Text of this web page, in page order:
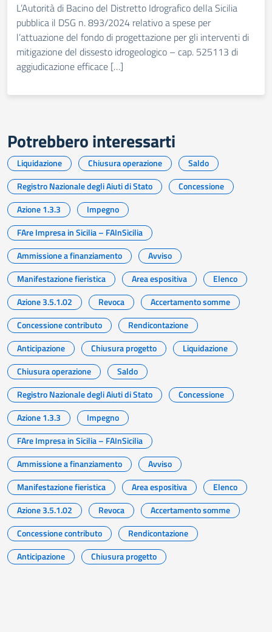
L’Autorità di Bacino del Distretto Idrografico della Sicilia
pubblica il DSG n. 893/2024 relativo a spese per
l’attuazione del fondo di progettazione per gli interventi di
mitigazione del dissesto idrogeologico – cap. 525113 di
aggiudicazione efficace […]
Potrebbero interessarti
Liquidazione Chiusura operazione
Saldo
Registro Nazionale degli Aiuti di Stato
Concessione
Azione 1.3.3
Impegno
FAre Impresa in Sicilia – FAInSicilia
Ammissione a finanziamento
Avviso
Manifestazione fieristica
Area espositiva
Elenco
Azione 3.5.1.02
Revoca
Accertamento somme
Concessione contributo
Rendicontazione
Anticipazione
Chiusura progetto
Liquidazione
Chiusura operazione
Saldo
Registro Nazionale degli Aiuti di Stato
Concessione
Azione 1.3.3
Impegno
FAre Impresa in Sicilia – FAInSicilia
Ammissione a finanziamento
Avviso
Manifestazione fieristica
Area espositiva
Elenco
Azione 3.5.1.02
Revoca
Accertamento somme
Concessione contributo
Rendicontazione
Anticipazione
Chiusura progetto